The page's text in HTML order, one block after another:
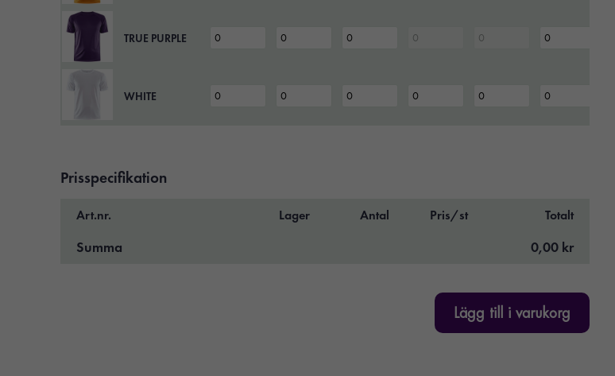
TRUE PURPLE
WHITE
Prisspecifikation
Art.nr. Lager Antal Pris/st Totalt
Summa 0,00 kr
Lägg till i varukorg